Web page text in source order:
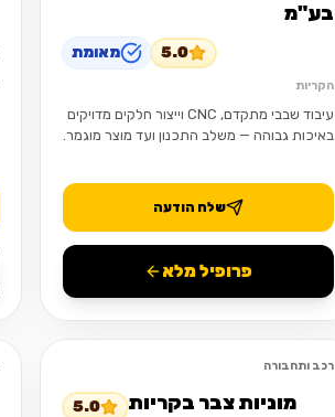
בע"מ
5.0 מאומת
הקריות
עיבוד שבבי מתקדם, CNC וייצור חלקים מדויקים
באיכות גבוהה — משלב התכנון ועד מוצר מוגמר.
שלח הודעה
פרופיל מלא
רכב ותחבורה
מוניות צבר בקריות
5.0